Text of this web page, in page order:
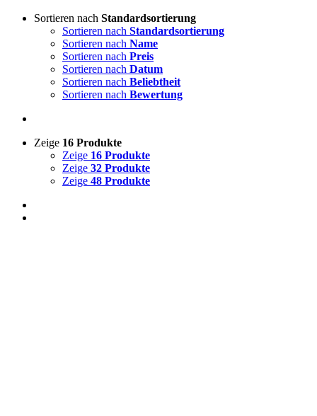
Sortieren nach Standardsortierung
Sortieren nach Standardsortierung
Sortieren nach Name
Sortieren nach Preis
Sortieren nach Datum
Sortieren nach Beliebtheit
Sortieren nach Bewertung
Zeige 16 Produkte
Zeige 16 Produkte
Zeige 32 Produkte
Zeige 48 Produkte